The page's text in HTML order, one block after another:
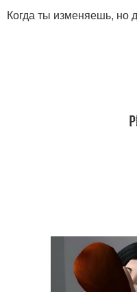
Когда ты изменяешь, но